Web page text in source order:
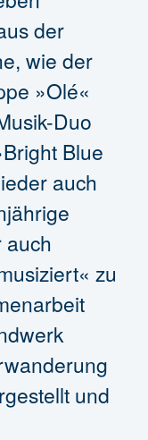
der
wie der
»Olé«
Duo
Blue
auch
auch
zu
und